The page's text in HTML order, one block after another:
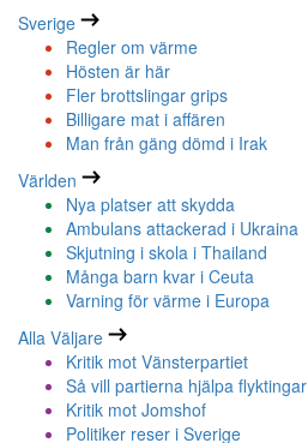
Sverige
Regler om värme
Hösten är här
Fler brottslingar grips
Billigare mat i affären
Man från gäng dömd i Irak
Världen
Nya platser att skydda
Ambulans attackerad i Ukraina
Skjutning i skola i Thailand
Många barn kvar i Ceuta
Varning för värme i Europa
Alla Väljare
Kritik mot Vänsterpartiet
Så vill partierna hjälpa flyktingar
Kritik mot Jomshof
Politiker reser i Sverige